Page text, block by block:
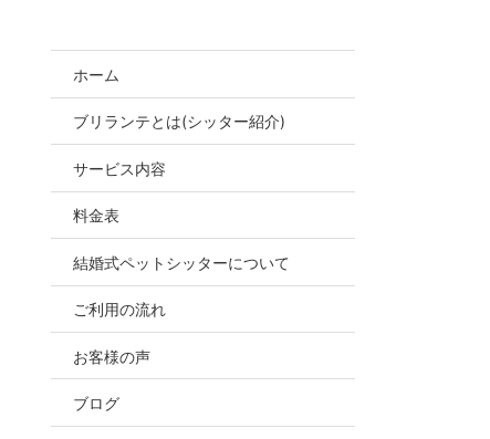
Podcastスポンサ
ホーム
ブリランテとは(シッター紹介)
サービス内容
料金表
結婚式ペットシッターについて
ご利用の流れ
お客様の声
ブログ